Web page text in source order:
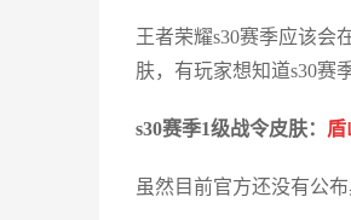
王者荣耀s30赛季应该会
肤，有玩家想知道s30赛
s30赛季1级战令皮肤： 盾
虽然目前官方还没有公